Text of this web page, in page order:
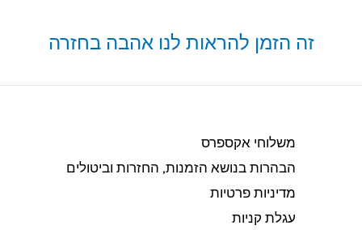
זה הזמן להראות לנו אהבה בחזרה
משלוחי אקספרס
הבהרות בנושא הזמנות, החזרות וביטולים​
מדיניות פרטיות
עגלת קניות